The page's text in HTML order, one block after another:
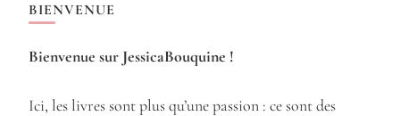
BIENVENUE
Bienvenue sur JessicaBouquine !
Ici, les livres sont plus qu’une passion : ce sont des